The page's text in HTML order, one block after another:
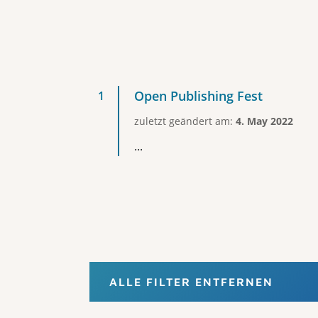
Open Publishing Fest
zuletzt geändert am: 4. May 2022
...
ALLE FILTER ENTFERNEN